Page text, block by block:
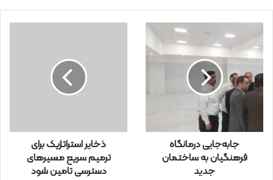
خ
و
ر
جابه‌جایی درمانگاه
فرهنگیان به ساختمان
جدید
ذخایر استراتژیک برای
ترمیم سریع مسیرهای
دسترسی تامین شود